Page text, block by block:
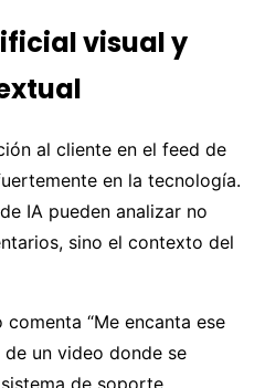
visual y
al cliente en el feed de
en la tecnología.
IA pueden analizar no
sino el contexto del
“Me encanta ese
de un video donde se